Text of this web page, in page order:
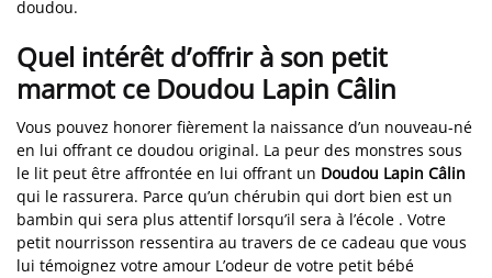
doudou.
Quel intérêt d’offrir à son petit
marmot ce Doudou Lapin Câlin
Vous pouvez honorer fièrement la naissance d’un nouveau-né
en lui offrant ce doudou original. La peur des monstres sous
le lit peut être affrontée en lui offrant un Doudou Lapin Câlin
qui le rassurera. Parce qu’un chérubin qui dort bien est un
bambin qui sera plus attentif lorsqu’il sera à l’école . Votre
petit nourrisson ressentira au travers de ce cadeau que vous
lui témoignez votre amour L’odeur de votre petit bébé